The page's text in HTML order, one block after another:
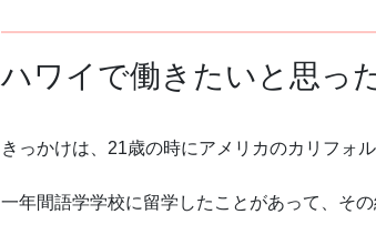
ハワイで働きたいと思っ
きっかけは、21歳の時にアメリカのカリフォ
一年間語学学校に留学したことがあって、その